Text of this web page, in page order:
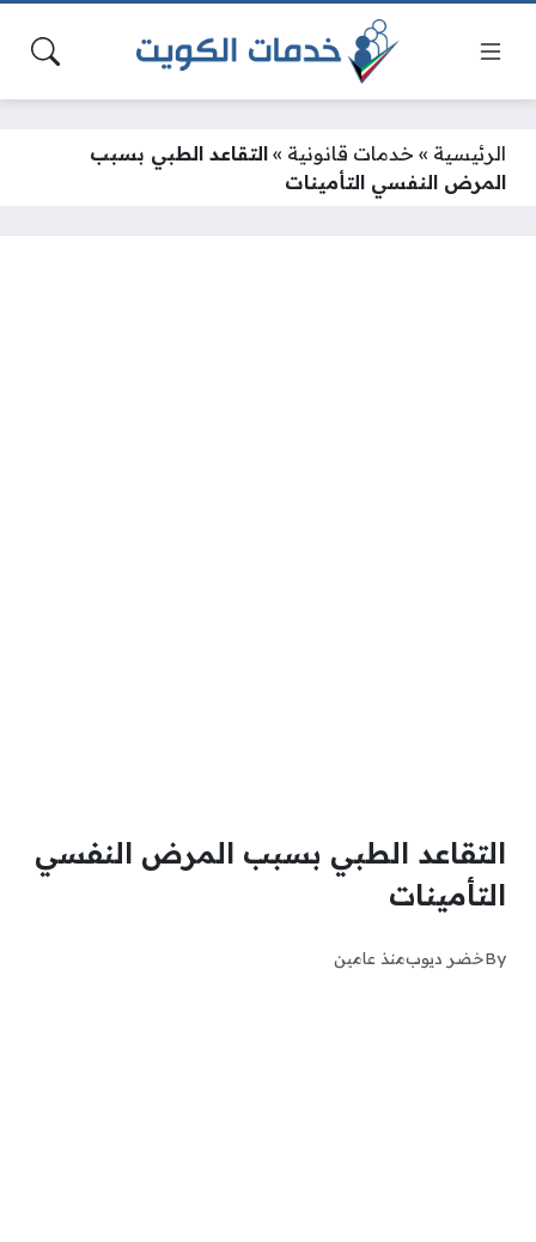
الرئيسية » خدمات قانونية » التقاعد الطبي بسبب
المرض النفسي التأمينات
التقاعد الطبي بسبب المرض النفسي
التأمينات
Byخضر ديوبمنذ عامين